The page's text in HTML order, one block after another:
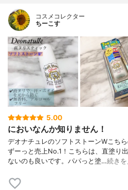
コスメコレクター
ちーこす
5.00
においなんか知りません！
デオナチュレのソフトストーンWこち
ずーっと売上No.1！こちらは、直塗り
ないのも良いです。パパっと塗…続き